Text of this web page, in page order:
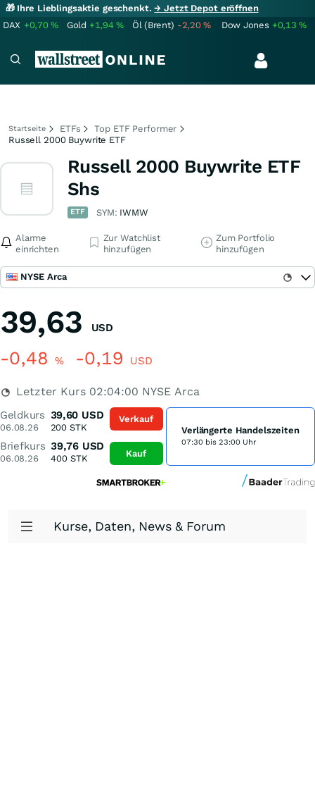
🎁 Ihre Lieblingsaktie geschenkt.→ Jetzt Depot eröffnen
DAX +0,70% Gold +1,94% Öl (Brent) -2,20% Dow Jones +0,13%
Startseite ETFs
Top ETF Performer
Russell 2000 Buywrite ETF
Russell 2000 Buywrite ETF
Shs
ETF SYM: IWMW
Alarme
einrichten
Zur Watchlist
hinzufügen
Zum Portfolio
hinzufügen
NYSE Arca
39,63 USD
-0,48 % -0,19 USD
Letzter Kurs 02:04:00 NYSE Arca
Geldkurs
06.08.26
39,60 USD
200 STK
Briefkurs
06.08.26
39,76 USD
400STK
Verkauf
Kauf
Verlängerte Handelszeiten
07:30 bis 23:00 Uhr
Kurse, Daten, News & Forum